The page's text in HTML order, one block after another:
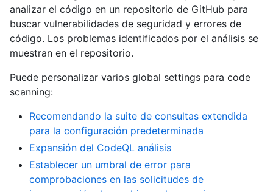
analizar el código en un repositorio de GitHub para
buscar vulnerabilidades de seguridad y errores de
código. Los problemas identificados por el análisis se
muestran en el repositorio.
Puede personalizar varios global settings para code
scanning:
Recomendando la suite de consultas extendida
para la configuración predeterminada
Expansión del CodeQL análisis
Establecer un umbral de error para
comprobaciones en las solicitudes de